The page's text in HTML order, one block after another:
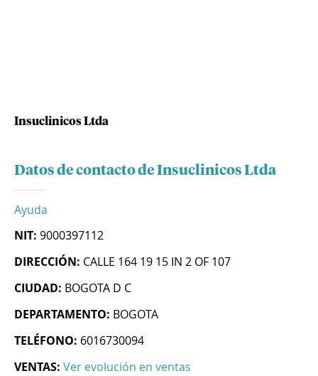
Insuclinicos Ltda
Datos de contacto de Insuclinicos Ltda
Ayuda
NIT: 9000397112
DIRECCIÓN: CALLE 164 19 15 IN 2 OF 107
CIUDAD: BOGOTA D C
DEPARTAMENTO: BOGOTA
TELÉFONO: 6016730094
VENTAS: Ver evolución en ventas